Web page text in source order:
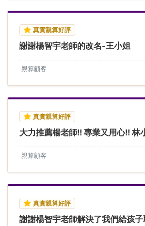
真實親算好評
謝謝楊智宇老師的改名-王小姐
親算顧客
真實親算好評
大力推薦楊老師!! 專業又用心!! 林
親算顧客
真實親算好評
謝謝楊智宇老師解決了我們給孩